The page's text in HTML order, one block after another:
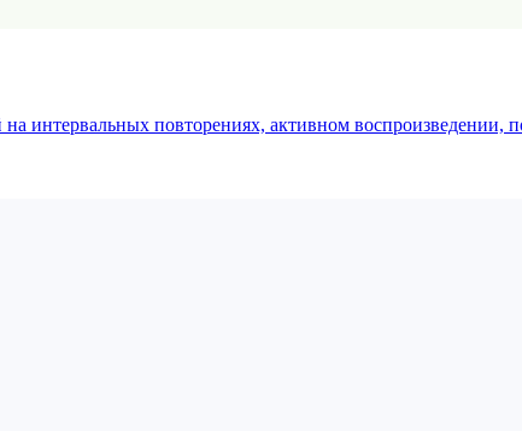
интервальных повторениях, активном воспроизведении,